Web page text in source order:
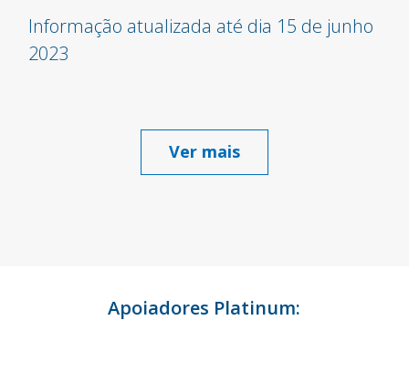
Informação atualizada até dia 15 de junho
2023
Ver mais
Apoiadores Platinum: